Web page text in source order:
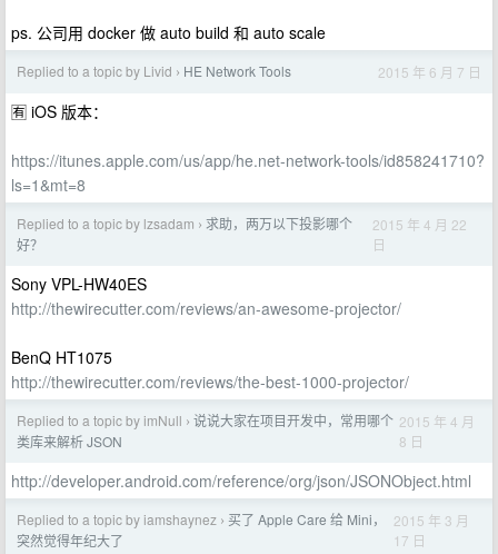
ps. 公司用 docker 做 auto build 和 auto scale
Replied to a topic by Livid › HE Network Tools 2015 年 6 月 7 日
🈶 iOS 版本：
https://itunes.apple.com/us/app/he.net-network-tools/id858241710?
ls=1&mt=8
Replied to a topic by lzsadam › 求助，两万以下投影哪个
好？
2015 年 4 月 22
日
Sony VPL-HW40ES
http://thewirecutter.com/reviews/an-awesome-projector/
BenQ HT1075
http://thewirecutter.com/reviews/the-best-1000-projector/
Replied to a topic by imNull › 说说大家在项目开发中，常用哪个
类库来解析 JSON
2015 年 4 月
8 日
http://developer.android.com/reference/org/json/JSONObject.html
Replied to a topic by iamshaynez › 买了 Apple Care 给 Mini，
突然觉得年纪大了
2015 年 3 月
17 日